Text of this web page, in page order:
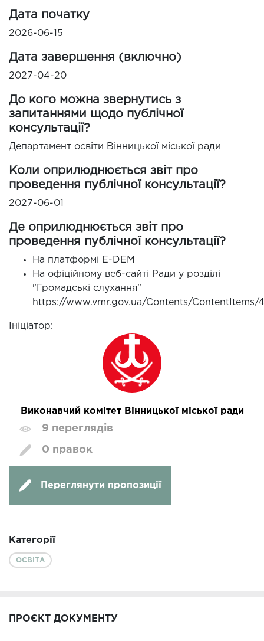
Дата початку
2026-06-15
Дата завершення (включно)
2027-04-20
До кого можна звернутись з
запитаннями щодо публічної
консультації?
Департамент освіти Вінницької міської ради
Коли оприлюднюється звіт про
проведення публічної консультації?
2027-06-01
Де оприлюднюється звіт про
проведення публічної консультації?
На платформі E-DEM
На офіційному веб-сайті Ради у розділі
"Громадські слухання"
https://www.vmr.gov.ua/Contents/ContentItems/
Ініціатор:
Виконавчий комітет Вінницької міської ради
9 переглядів
0 правок
Переглянути пропозиції
Категорії
ОСВІТА
ПРОЄКТ ДОКУМЕНТУ